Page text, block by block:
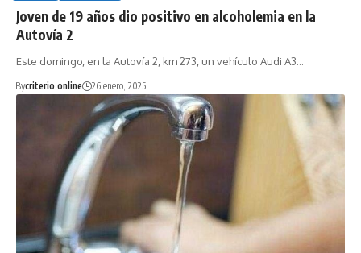
Joven de 19 años dio positivo en alcoholemia en la
Autovía 2
Este domingo, en la Autovía 2, km 273, un vehículo Audi A3…
Bycriterio online 26 enero, 2025